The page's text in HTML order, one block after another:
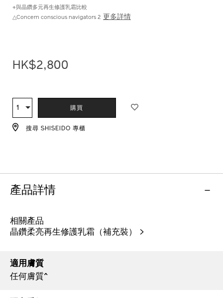
+與晶鑽多元再生修護乳霜比較
△Concern conscious navigators 2 更多詳情
HK$2,800
TO
CART
OPTIONS
ACTIONS
數
量
1 購買
搜尋 SHISEIDO 專櫃
產品詳情
相關產品
晶鑽柔亮再生修護乳霜（補充裝） >
適用膚質
任何膚質^